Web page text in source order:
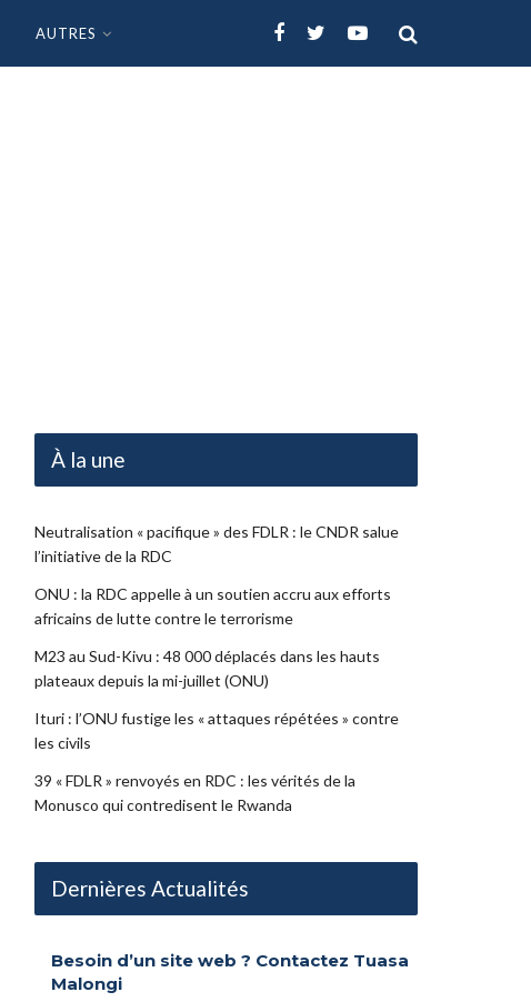
AUTRES
À la une
Neutralisation « pacifique » des FDLR : le CNDR salue
l’initiative de la RDC
ONU : la RDC appelle à un soutien accru aux efforts
africains de lutte contre le terrorisme
M23 au Sud-Kivu : 48 000 déplacés dans les hauts
plateaux depuis la mi-juillet (ONU)
Ituri : l’ONU fustige les « attaques répétées » contre
les civils
39 « FDLR » renvoyés en RDC : les vérités de la
Monusco qui contredisent le Rwanda
Dernières Actualités
Besoin d’un site web ? Contactez Tuasa
Malongi